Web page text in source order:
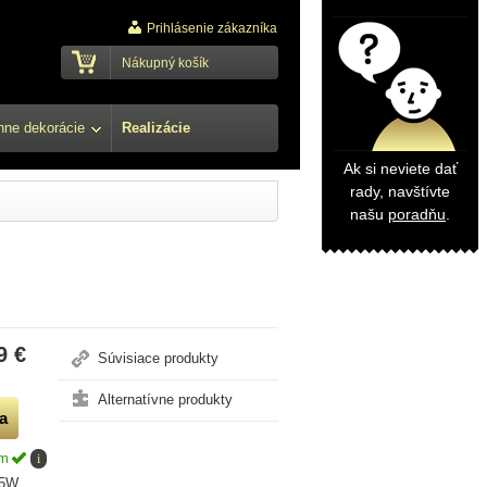
dekorácie Realizácie
Prihlásenie zákazníka
Nákupný košík
Ak si neviete dať
rady, navštívte
našu poradňu
€
i
Súvisiace produkty
Alternatívne produkty